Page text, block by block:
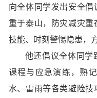
向全体同学发出安全
重于泰山，防灾减灾
技能、时刻警惕隐患，
他还倡议全体同学
课程与应急演练，熟
水、雷雨等各类避险